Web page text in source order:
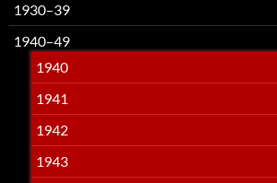
1930–39
1940–49
1940
1941
1942
1943